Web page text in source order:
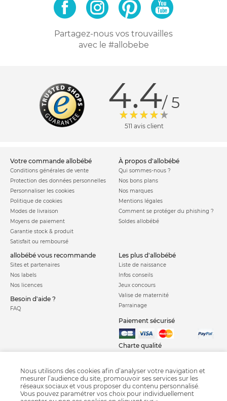
Partagez-nous vos trouvailles
avec le #allobebe
4.4/ 5
511 avis client
votre commande allobébé
Conditions générales de vente
Protection des données personnelles
Personnaliser les cookies
Politique de cookies
Modes de livraison
Moyens de paiement
Garantie stock & produit
Satisfait ou remboursé
à propos d'allobébé
Qui sommes-nous ?
Nos bons plans
Nos marques
Mentions légales
Comment se protéger du phishing ?
Soldes allobébé
allobébé vous recommande
Sites et partenaires
Nos labels
Nos licences
Besoin d'aide ?
FAQ
les plus d'allobébé
Liste de naissance
Infos conseils
Jeux concours
Valise de maternité
Parrainage
Paiement sécurisé
Charte qualité
Nous utilisons des cookies afin d’analyser votre navigation et
mesurer l’audience du site, promouvoir ses services sur les
réseaux sociaux et vous proposer du contenu personnalisé.
Vous pouvez paramétrer vos choix pour individuellement